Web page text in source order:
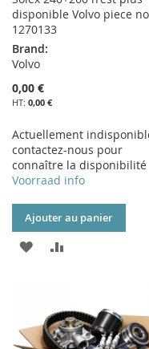
disponible Volvo piece no
1270133
Brand:
Volvo
0,00 €
0,00 €
Actuellement
contactez-nous pour
connaître la disponibilité
Voorraad info
Ajouter au panier
AJOUTER
LISTE